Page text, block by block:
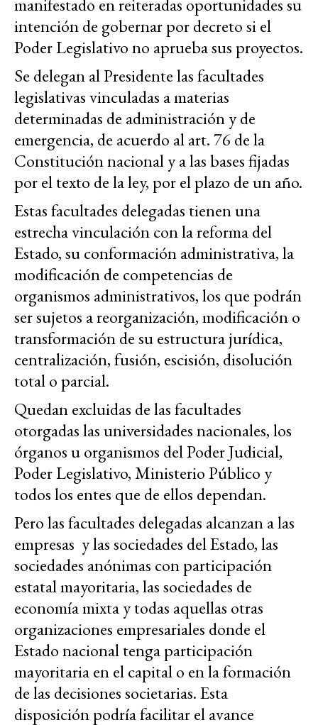
manifestado en reiteradas oportunidades su
intención de gobernar por decreto si el
Poder Legislativo no aprueba sus proyectos.
Se delegan al Presidente las facultades
legislativas vinculadas a materias
determinadas de administración y de
emergencia, de acuerdo al art. 76 de la
Constitución nacional y a las bases fijadas
por el texto de la ley, por el plazo de un año.
Estas facultades delegadas tienen una
estrecha vinculación con la reforma del
Estado, su conformación administrativa, la
modificación de competencias de
organismos administrativos, los que podrán
ser sujetos a reorganización, modificación o
transformación de su estructura jurídica,
centralización, fusión, escisión, disolución
total o parcial.
Quedan excluidas de las facultades
otorgadas las universidades nacionales, los
órganos u organismos del Poder Judicial,
Poder Legislativo, Ministerio Público y
todos los entes que de ellos dependan.
Pero las facultades delegadas alcanzan a las
empresas y las sociedades del Estado, las
sociedades anónimas con participación
estatal mayoritaria, las sociedades de
economía mixta y todas aquellas otras
organizaciones empresariales donde el
Estado nacional tenga participación
mayoritaria en el capital o en la formación
de las decisiones societarias. Esta
disposición podría facilitar el avance